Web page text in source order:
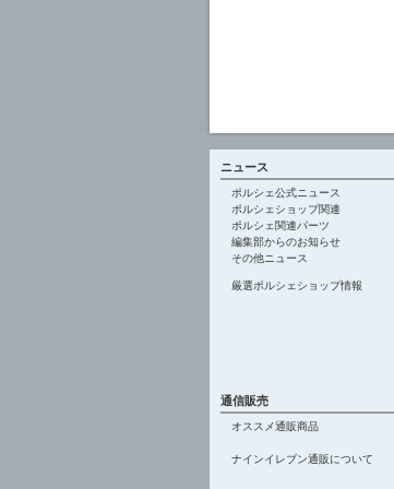
ニュース
ポルシェ公式ニュース
ポルシェショップ関連
ポルシェ関連パーツ
編集部からのお知らせ
その他ニュース
厳選ポルシェショップ情報
通信販売
オススメ通販商品
ナインイレブン通販について